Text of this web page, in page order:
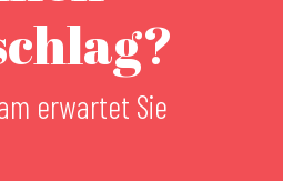
erwartet Sie